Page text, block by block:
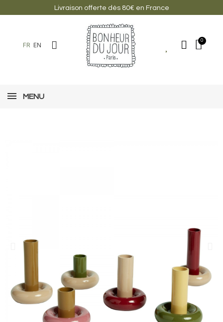
Livraison offerte dès 80€ en France
FR EN
MENU